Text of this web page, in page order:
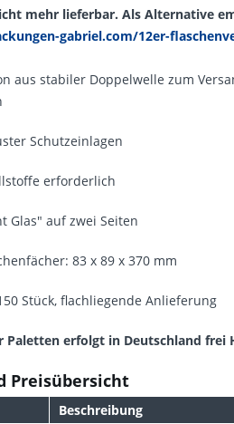
mehr lieferbar. Als Alternative
gabriel.com/12er-
aus stabiler Doppelwelle zum
Schutzeinlagen
erforderlich
Glas" auf zwei Seiten
83 x 89 x 370 mm
Stück, flachliegende Anlieferung
Paletten erfolgt in Deutschland frei
Preisübersicht
Beschreibung